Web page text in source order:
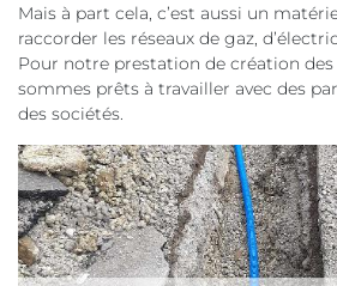
Mais à part cela, c’est aussi un
raccorder les réseaux de gaz,
Pour notre prestation de création des
sommes prêts à travailler avec des
des sociétés.